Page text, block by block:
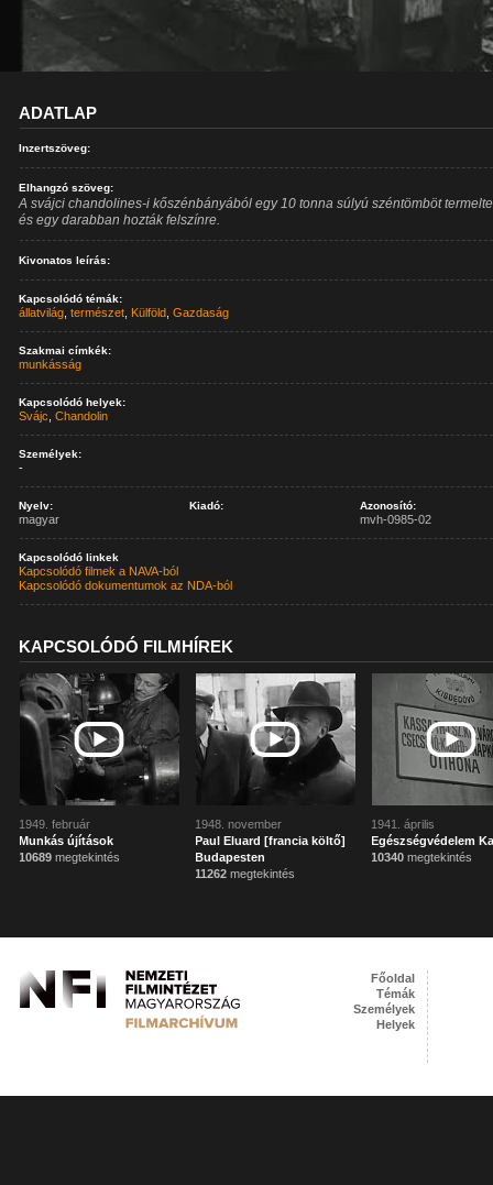
ADATLAP
Inzertszöveg:
Elhangzó szöveg:
A svájci chandolines-i kőszénbányából egy 10 tonna súlyú széntömböt
és egy darabban hozták felszínre.
Kivonatos leírás:
Kapcsolódó témák:
állatvilág ,természet Külföld ,Gazdaság
Szakmai címkék:
munkásság
Kapcsolódó helyek:
Svájc ,Chandolin
Személyek:
-
Nyelv:
magyar
Kiadó: Azonosító:
mvh-0985-02
Kapcsolódó linkek
Kapcsolódó filmek a NAVA-ból
Kapcsolódó dokumentumok az NDA-ból
KAPCSOLÓDÓ FILMHÍREK
1949. február
Munkás újítások
10689 megtekintés
1948. november
Paul Eluard [francia költő]
Budapesten
11262 megtekintés
1941. április
Egészségvédelem
10340 megtekintés
Főoldal
Témák
Személyek
Helyek